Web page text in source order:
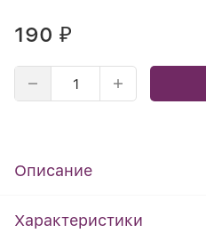
190 ₽
Описание
Характеристики